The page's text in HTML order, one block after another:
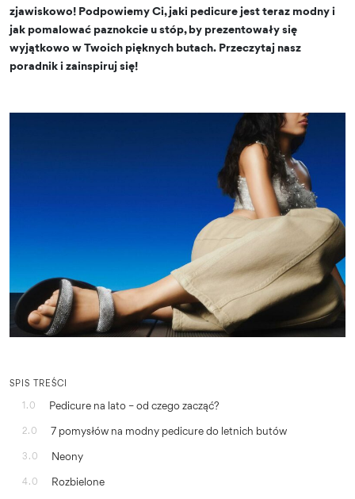
zjawiskowo! Podpowiemy Ci, jaki pedicure jest teraz modny i
jak pomalować paznokcie u stóp, by prezentowały się
wyjątkowo w Twoich pięknych butach. Przeczytaj nasz
poradnik i zainspiruj się!
SPIS TREŚCI
1.0
Pedicure na lato – od czego zacząć?
2.0 7 pomysłów na modny pedicure do letnich butów
3.0 Neony
4.0 Rozbielone